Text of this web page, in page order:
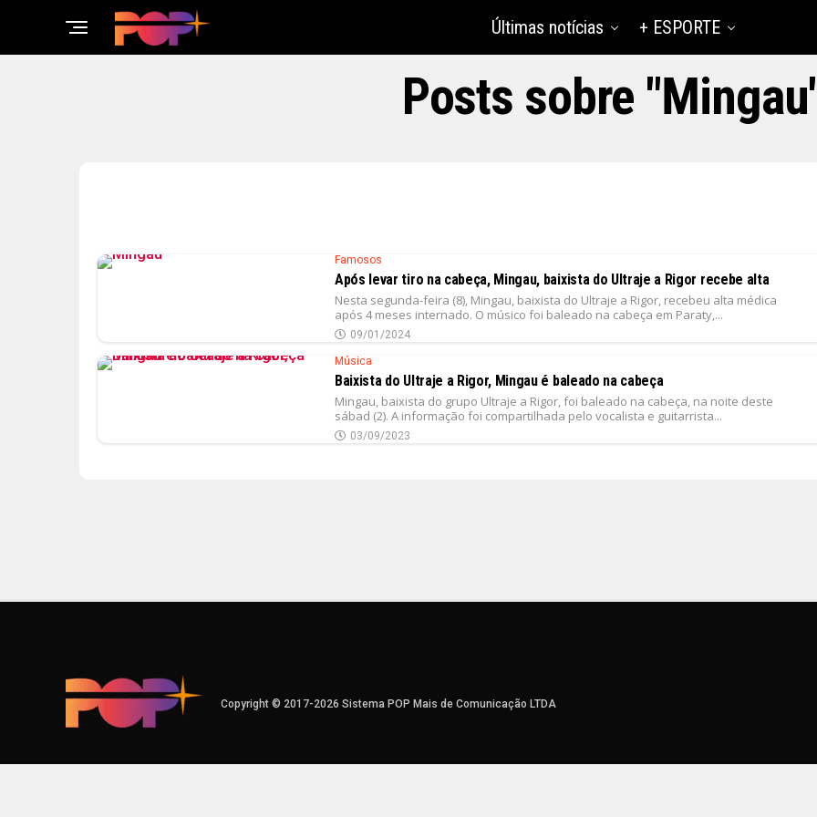
Últimas notícias + ESPORTE
Posts sobre
Famosos
Após levar tiro na cabeça, Mingau, baixista do Ultraje a Rigor recebe alta
Nesta segunda-feira (8), Mingau, baixista do Ultraje a Rigor, recebeu alta médica
após 4 meses internado. O músico foi baleado na cabeça em Paraty,...
09/01/2024
Música
Baixista do Ultraje a Rigor, Mingau é baleado na cabeça
Mingau, baixista do grupo Ultraje a Rigor, foi baleado na cabeça, na noite deste
sábad (2). A informação foi compartilhada pelo vocalista e guitarrista...
03/09/2023
Copyright © 2017-2026 Sistema POP Mais de Comunicação LTDA